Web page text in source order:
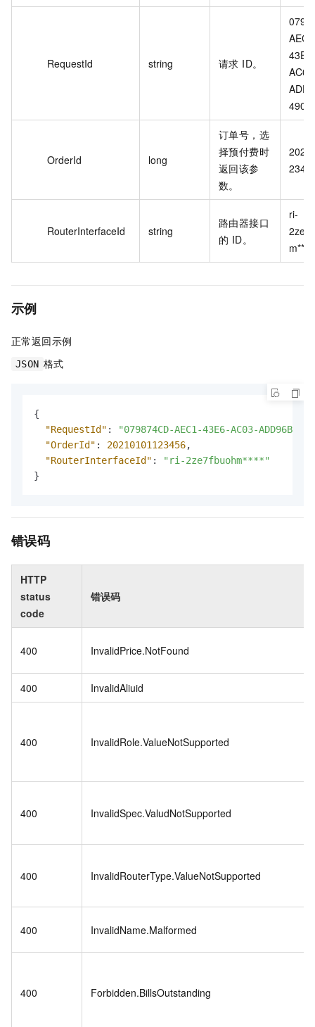
RequestId string 请求 ID。
43E6-
4907
OrderId long
订单号，选
择预付费时
返回该参
数。
RouterInterfaceId string
路由器接口
的 ID。
ri-
m****
示例
正常返回示例
JSON 格式
{
"RequestId" :
"079874CD-AEC1-43E6-AC03-
"OrderId" : 20210101123456,
"RouterInterfaceId" :
"ri-2ze7fbuohm****"
}
错误码
HTTP
status
code
错误码
400 InvalidPrice.NotFound
400 InvalidAliuid
400 InvalidRole.ValueNotSupported
400 InvalidSpec.ValudNotSupported
400 InvalidRouterType.ValueNotSupported
400 InvalidName.Malformed
400 Forbidden.BillsOutstanding